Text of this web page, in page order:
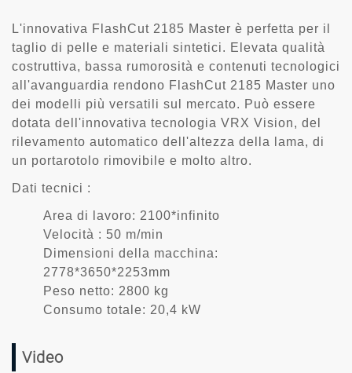
L'innovativa FlashCut 2185 Master è perfetta per il
taglio di pelle e materiali sintetici. Elevata qualità
costruttiva, bassa rumorosità e contenuti tecnologici
all'avanguardia rendono FlashCut 2185 Master uno
dei modelli più versatili sul mercato. Può essere
dotata dell'innovativa tecnologia VRX Vision, del
rilevamento automatico dell'altezza della lama, di
un portarotolo rimovibile e molto altro.
Dati tecnici :
Area di lavoro: 2100*infinito
Velocità : 50 m/min
Dimensioni della macchina:
2778*3650*2253mm
Peso netto: 2800 kg
Consumo totale: 20,4 kW
Video